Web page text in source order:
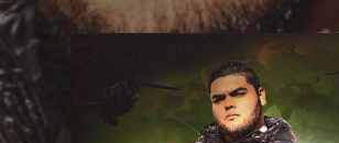
You're all set!
.